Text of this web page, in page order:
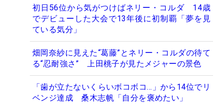
初日56位から気がつけばネリー・コルダ 14歳
でデビューした大会で13年後に初制覇「夢を見
ている気分」
畑岡奈紗に見えた“葛藤”とネリー・コルダの待て
る“忍耐強さ” 上田桃子が見たメジャーの景色
「歯が立たないくらいボコボコ…」から14位でリ
ベンジ達成 桑木志帆「自分を褒めたい」